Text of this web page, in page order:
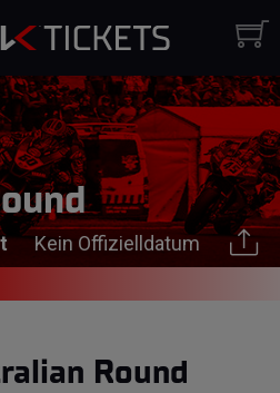
Kein Offizielldatum
Round